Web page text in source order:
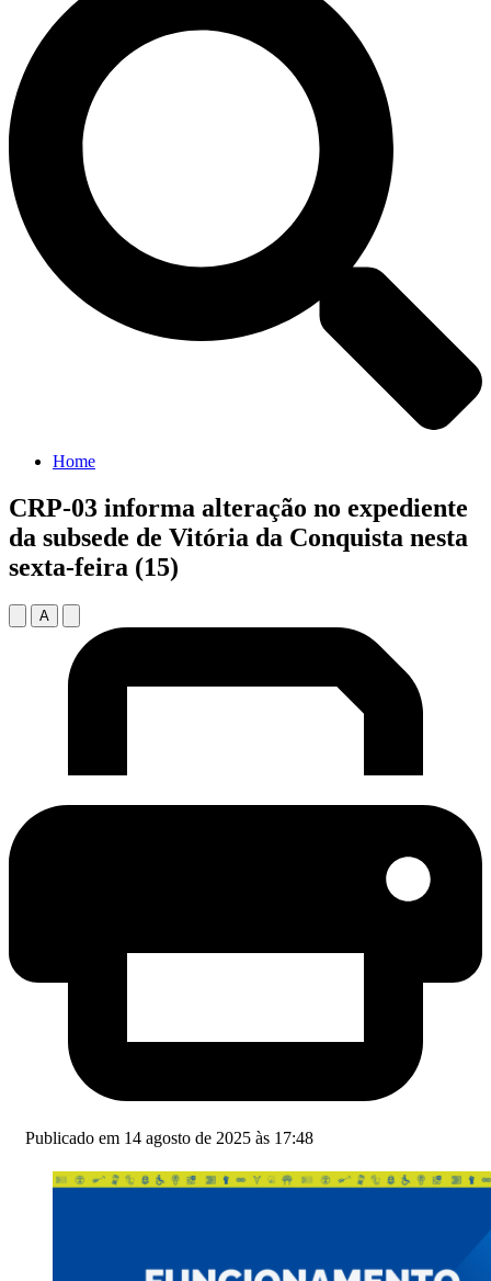
Home
CRP-03 informa alteração no expediente
da subsede de Vitória da Conquista nesta
sexta-feira (15)
A
Publicado em 14 agosto de 2025 às 17:48